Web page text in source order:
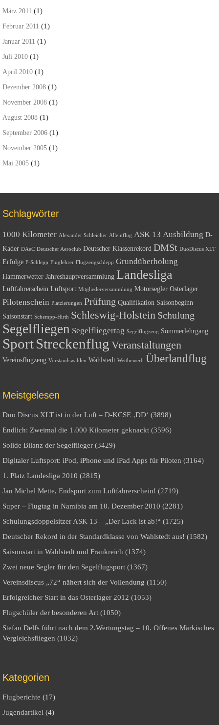
März 2011 (1)
Februar 2011 (1)
Januar 2011 (1)
Juli 2010 (1)
April 2010 (1)
Dezember 2008 (1)
November 2008 (1)
August 2008 (1)
September 2006 (1)
November 2005 (1)
Mai 2005 (1)
Schlagwörter
1000 Kilometer Alexander Schleicher Alleinflug ASK 13 Ausbildung D-
Kader DAeC Deutscher Aeroclub Deutscher Klassenrekord DMSt DuoDiscus XLT
Erfolge F-Schlepp Fluglehrer Flugzeugschlepp Grundüberholung
Hammerwetter Jahreshauptversammlung Landesliga
Luftfahrerschein Luftsport Mitgliederversammlung Motorsegler Osterlager
Pilotenschein Platzierungen Prüfung Qualifikation Saisonbeginn
Saisonstart Schempp-Hirth Schleswig-Holstein Schulung
Segelfliegen Segelfliegertag Segelflugzeug Sommerlehrgang
SportStreckenflug Veranstaltungen
Vereinsflugzeug Vorstandswahlen Wahlstedt Wettbewerb Überlandflug
Meistgelesen
Duo Discus XLT ist in der Luft – D-KCSE ‚DD‘ (3898)
Endlich: Zweimal die 1.000 Kilometer geknackt (3596)
Solide Bilanz der Segelflieger (3429)
Digitaler Luftsport: iPod, iPhone und iPad Apps für Piloten (3164)
1. Platz Landesliga 2010 (2815)
Jan Michel Mette, Endspurt zum Luftfahrerschein! (2719)
Super – Flugtag in Namibia am 10. Dezember 2010 (2281)
Schulungsdoppelsitzer ASK 13 – „Der Lack ist ab!“ (1725)
Deutscher Rekord in der Standardklasse von Wahlstedt aus! (1582)
Saisonstart in Wahlstedt und Frankreich (1374)
Zwei neue Segler für den Segelflugsport (1367)
Vereinsdiscus „72“ nähert sich der Vollendung (1150)
Erfolgreicher Start in das Osterlager 2012 (1053)
Flugschüler der besonderen Art (1050)
Stefan Delfs führt nach dem 2.Wertungstag – 10. Offenes Märkisches
Vergleichsfliegen (1032)
Kategorien
Flugberichte (17)
Jugendartikel (4)